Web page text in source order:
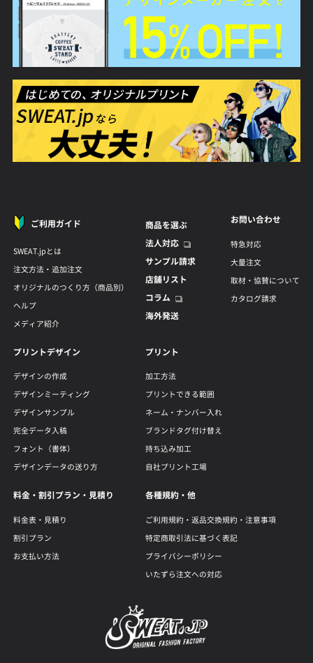
ご利用ガイド
SWEAT.jpとは
注文方法・追加注文
オリジナルのつくり方（商品別）
ヘルプ
メディア紹介
商品を選ぶ
法人対応
サンプル請求
店舗リスト
コラム
海外発送
お問い合わせ
特急対応
大量注文
取材・協賛について
カタログ請求
プリントデザイン
デザインの作成
デザインミーティング
デザインサンプル
完全データ入稿
フォント（書体）
デザインデータの送り方
プリント
加工方法
プリントできる範囲
ネーム・ナンバー入れ
ブランドタグ付け替え
持ち込み加工
自社プリント工場
料金・割引プラン・見積り
料金表・見積り
割引プラン
お支払い方法
各種規約・他
ご利用規約・返品交換規約・注意事項
特定商取引法に基づく表記
プライバシーポリシー
いたずら注文への対応